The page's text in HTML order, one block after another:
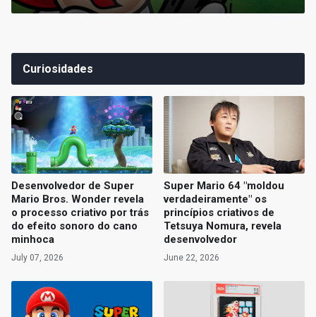
Curiosidades
Desenvolvedor de Super
Mario Bros. Wonder revela
o processo criativo por trás
do efeito sonoro do cano
minhoca
July 07, 2026
Super Mario 64 "moldou
verdadeiramente" os
princípios criativos de
Tetsuya Nomura, revela
desenvolvedor
June 22, 2026